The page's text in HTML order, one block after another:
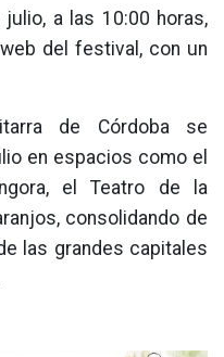
a las 10:00 horas,
del festival, con un
de Córdoba se
en espacios como el
el Teatro de la
consolidando de
las grandes capitales